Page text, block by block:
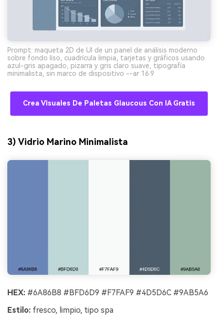
Prompt: maqueta 2D de UI de un panel de análisis moderno
sobre fondo liso, cuadrícula limpia, tarjetas y gráficos usando
azul-gris apagado, pizarra y gris claro suave, tipografía
minimalista, sin marco de dispositivo --ar 16:9
Crea Visuales De Paletas Glaucous Con IA Gratis
3) Vidrio Marino Minimalista
HEX: #6A86B8 #BFD6D9 #F7FAF9 #4D5D6C #9AB5A6
Estilo: fresco, limpio, tipo spa